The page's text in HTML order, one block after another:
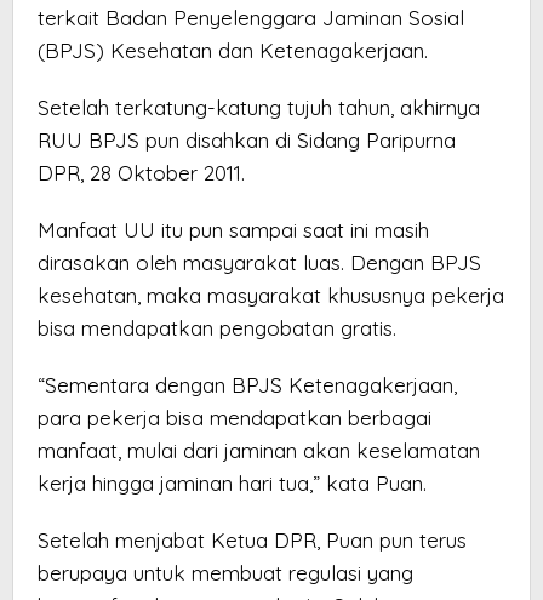
terkait Badan Penyelenggara Jaminan Sosial
(BPJS) Kesehatan dan Ketenagakerjaan.
Setelah ter­katung-katung tujuh tahun, akhir­n­ya
RUU BPJS pun disahkan di Si­dang Paripurna
DPR, 28 Ok­tober 2011.
Manfaat UU itu pun sampai saat ini masih
dirasakan oleh masyarakat luas. Dengan BPJS
kesehatan, maka masyarakat khususnya pekerja
bisa mendapatkan pengobatan gratis.
“Sementara dengan BPJS Ketenagakerjaan,
para pekerja bisa mendapatkan berbagai
manfaat, mulai dari jaminan akan keselamatan
kerja hingga jaminan hari tua,” kata Puan.
Setelah menjabat Ketua DPR, Puan pun terus
berupaya untuk membuat regulasi yang